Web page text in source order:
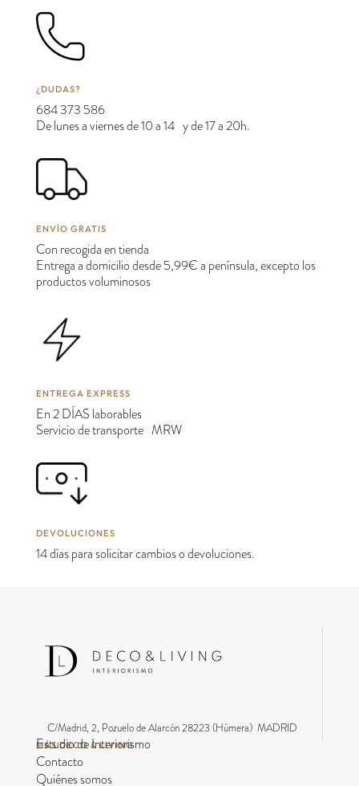
¿DUDAS?
684 373 586
De lunes a viernes de 10 a 14 y de 17 a 20h.
ENVÍO GRATIS
Con recogida en tienda
Entrega a domicilio desde 5,99€ a península, excepto los
productos voluminosos
ENTREGA EXPRESS
En 2 DÍAS laborables
Servicio de transporte MRW
DEVOLUCIONES
14 días para solicitar cambios o devoluciones.
C/Madrid, 2, Pozuelo de Alarcón 28223 (Húmera) MADRID
MÁS DECO & LIVING
Estudio de Interiorismo
Contacto
Quiénes somos